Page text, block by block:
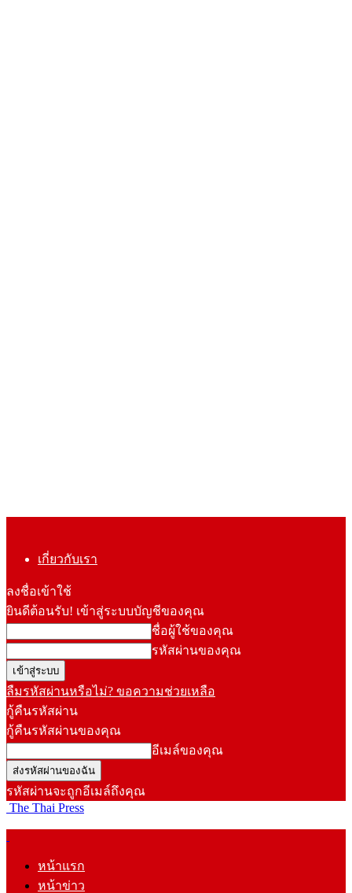
เกี่ยวกับเรา
ลงชื่อเข้าใช้
ยินดีต้อนรับ! เข้าสู่ระบบบัญชีของคุณ
ชื่อผู้ใช้ของคุณ
รหัสผ่านของคุณ
ลืมรหัสผ่านหรือไม่? ขอความช่วยเหลือ
กู้คืนรหัสผ่าน
กู้คืนรหัสผ่านของคุณ
อีเมล์ของคุณ
รหัสผ่านจะถูกอีเมล์ถึงคุณ
The Thai Press
หน้าแรก
หน้าข่าว